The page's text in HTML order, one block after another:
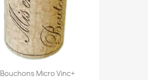
Bouchons Micro Vinc+